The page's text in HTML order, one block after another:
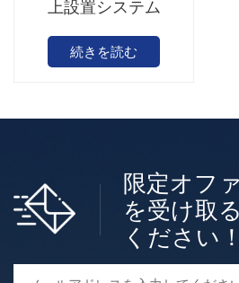
上設置システム
続きを読む
限定オフ
を受け取
ください！